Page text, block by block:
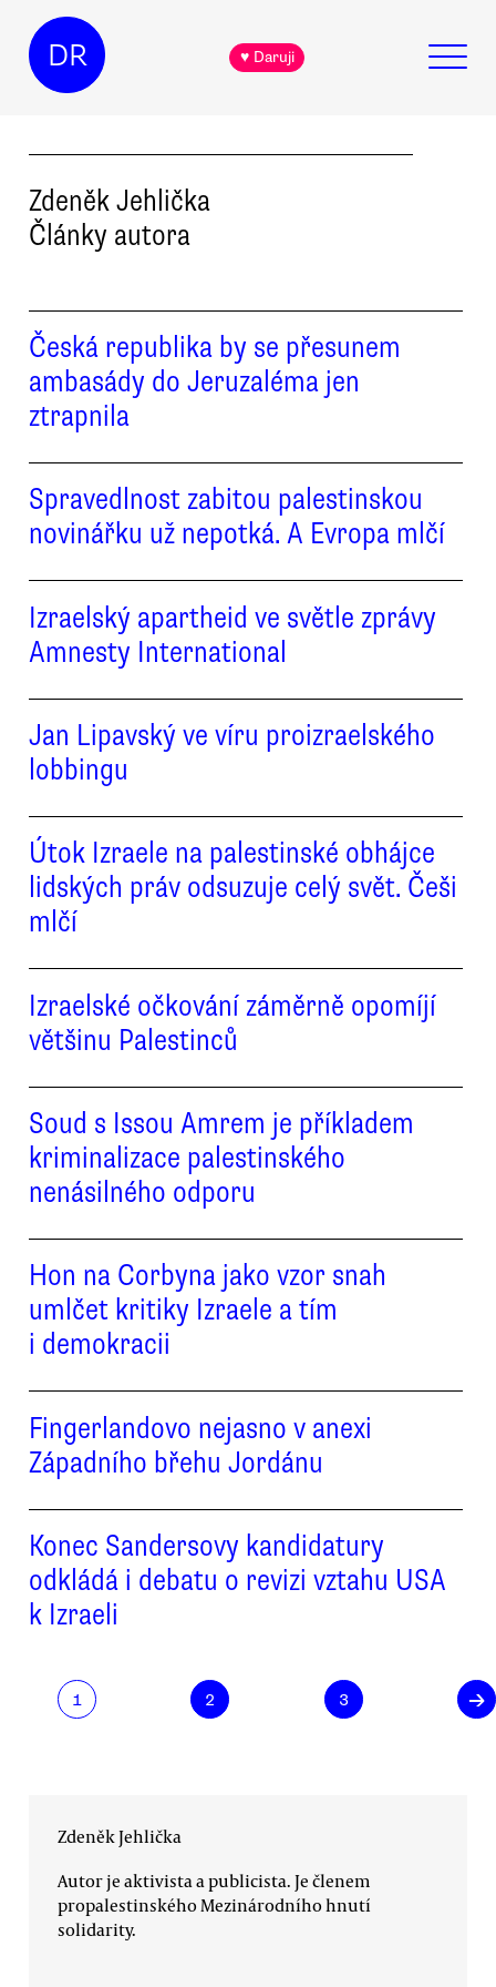
DR ♥ Daruji
ZdeněkJehlička
Články autora
Česká republika by se přesunem
ambasády do Jeruzaléma jen
ztrapnila
Spravedlnost zabitou palestinskou
novinářku už nepotká. A Evropa mlčí
Izraelský apartheid ve světle zprávy
Amnesty International
Jan Lipavský ve víru proizraelského
lobbingu
Útok Izraele na palestinské obhájce
lidských práv odsuzuje celý svět. Češi
mlčí
Izraelské očkování záměrně opomíjí
většinu Palestinců
Soud s Issou Amrem je příkladem
kriminalizace palestinského
nenásilného odporu
Hon na Corbyna jako vzor snah
umlčet kritiky Izraele a tím
i demokracii
Fingerlandovo nejasno v anexi
Západního břehu Jordánu
Konec Sandersovy kandidatury
odkládá i debatu o revizi vztahu USA
k Izraeli
1 2 3 →
Zdeněk Jehlička
Autor je aktivista a publicista. Je členem
propalestinského Mezinárodního hnutí
solidarity.